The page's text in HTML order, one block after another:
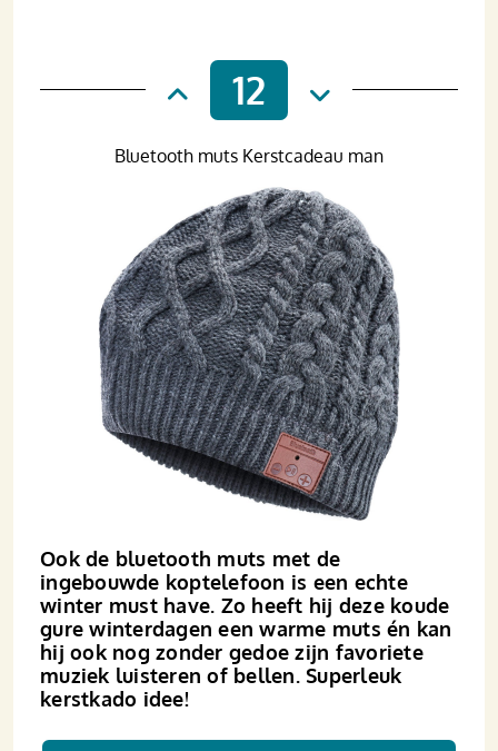
12
Ook de bluetooth muts met de
ingebouwde koptelefoon is een echte
winter must have. Zo heeft hij deze koude
gure winterdagen een warme muts én kan
hij ook nog zonder gedoe zijn favoriete
muziek luisteren of bellen. Superleuk
kerstkado idee!
Bluetooth muts Kerstcadeau man